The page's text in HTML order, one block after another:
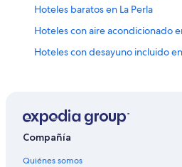
Hoteles baratos en La Perla
Hoteles con aire acondicionado
Hoteles con desayuno incluido
Hoteles que aceptan mascotas en
Hoteles en La Perla
Hoteles cerca de Centro
Compañía
Quiénes somos